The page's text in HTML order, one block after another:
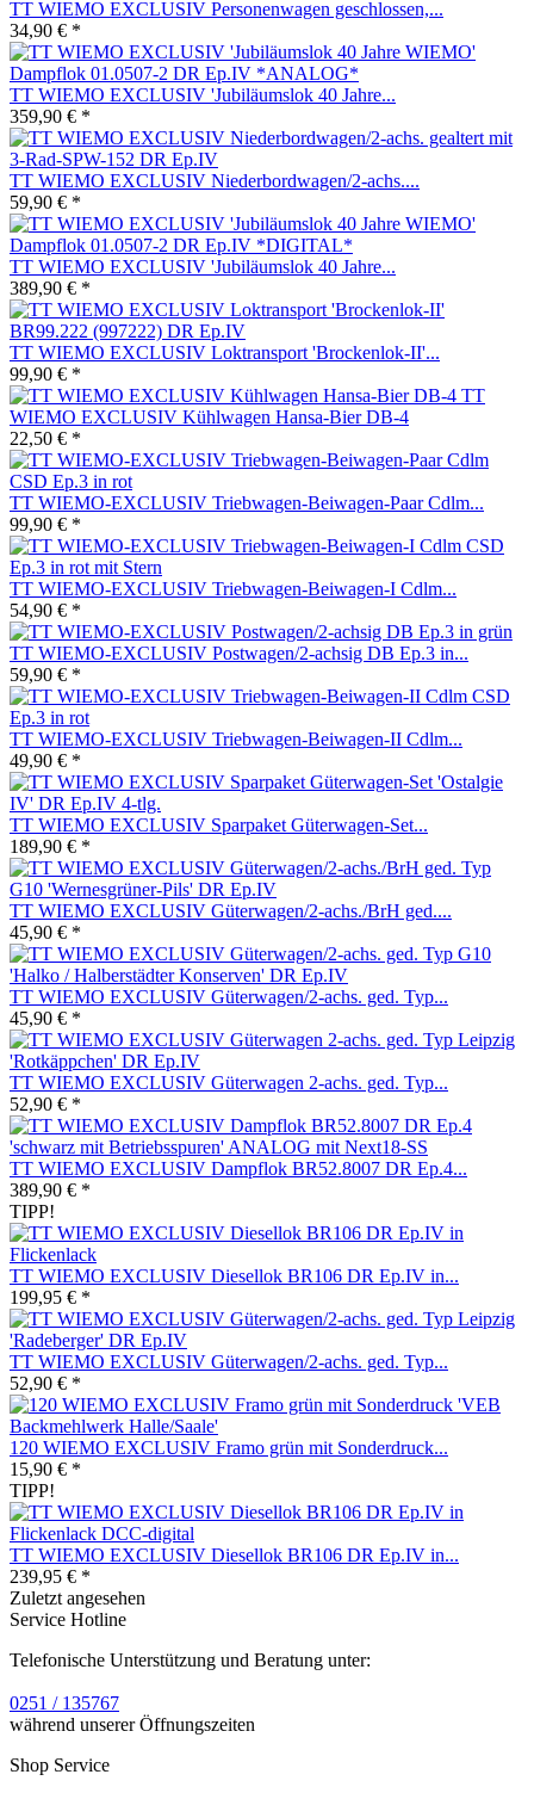
TT WIEMO EXCLUSIV Personenwagen geschlossen,...
34,90 € *
TT WIEMO EXCLUSIV 'Jubiläumslok 40 Jahre...
359,90 € *
TT WIEMO EXCLUSIV Niederbordwagen/2-achs....
59,90 € *
TT WIEMO EXCLUSIV 'Jubiläumslok 40 Jahre...
389,90 € *
TT WIEMO EXCLUSIV Loktransport 'Brockenlok-II'...
99,90 € *
TT
WIEMO EXCLUSIV Kühlwagen Hansa-Bier DB-4
22,50 € *
TT WIEMO-EXCLUSIV Triebwagen-Beiwagen-Paar Cdlm...
99,90 € *
TT WIEMO-EXCLUSIV Triebwagen-Beiwagen-I Cdlm...
54,90 € *
TT WIEMO-EXCLUSIV Postwagen/2-achsig DB Ep.3 in...
59,90 € *
TT WIEMO-EXCLUSIV Triebwagen-Beiwagen-II Cdlm...
49,90 € *
TT WIEMO EXCLUSIV Sparpaket Güterwagen-Set...
189,90 € *
TT WIEMO EXCLUSIV Güterwagen/2-achs./BrH ged....
45,90 € *
TT WIEMO EXCLUSIV Güterwagen/2-achs. ged. Typ...
45,90 € *
TT WIEMO EXCLUSIV Güterwagen 2-achs. ged. Typ...
52,90 € *
TT WIEMO EXCLUSIV Dampflok BR52.8007 DR Ep.4...
389,90 € *
TIPP!
TT WIEMO EXCLUSIV Diesellok BR106 DR Ep.IV in...
199,95 € *
TT WIEMO EXCLUSIV Güterwagen/2-achs. ged. Typ...
52,90 € *
120 WIEMO EXCLUSIV Framo grün mit Sonderdruck...
15,90 € *
TIPP!
TT WIEMO EXCLUSIV Diesellok BR106 DR Ep.IV in...
239,95 € *
Zuletzt angesehen
Service Hotline
Telefonische Unterstützung und Beratung unter:
0251 / 135767
während unserer Öffnungszeiten
Shop Service